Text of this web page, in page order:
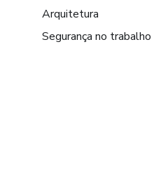
Arquitetura
Segurança no trabalho